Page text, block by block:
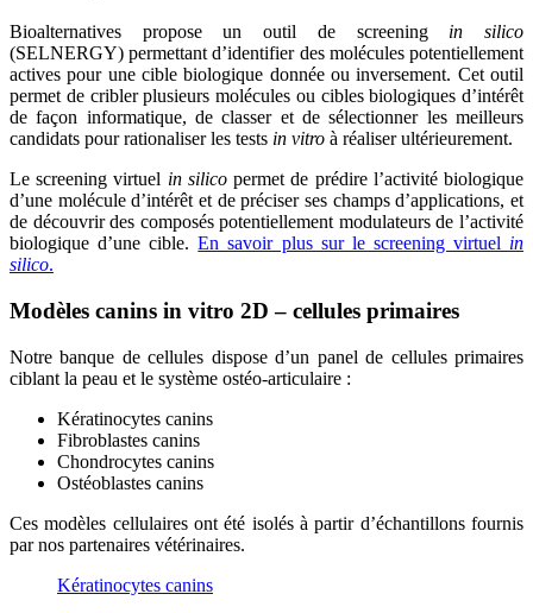
Bioalternatives propose un outil de screening in silico
(SELNERGY) permettant d’identifier des molécules potentiellement
actives pour une cible biologique donnée ou inversement. Cet outil
permet de cribler plusieurs molécules ou cibles biologiques d’intérêt
de façon informatique, de classer et de sélectionner les meilleurs
candidats pour rationaliser les tests in vitro à réaliser ultérieurement.
Le screening virtuel in silicopermet de prédire l’activité biologique
d’une molécule d’intérêt et de préciser ses champs d’applications, et
de découvrir des composés potentiellement modulateurs de l’activité
biologique d’une cible.En savoir plus sur le screening virtuel in
silico.
Modèles canins in vitro 2D – cellules primaires
Notre banque de cellules dispose d’un panel de cellules primaires
ciblant la peau et le système ostéo-articulaire :
Kératinocytes canins
Fibroblastes canins
Chondrocytes canins
Ostéoblastes canins
Ces modèles cellulaires ont été isolés à partir d’échantillons fournis
par nos partenaires vétérinaires.
Kératinocytes canins